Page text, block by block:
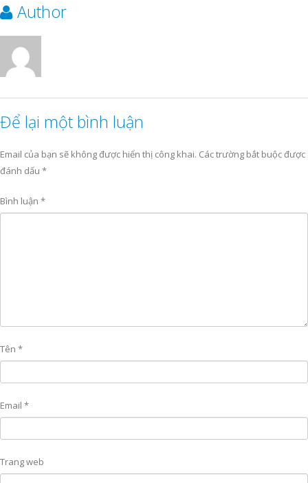
Author
Để lại một bình luận
Email của bạn sẽ không được hiển thị công khai. Các trường bắt buộc được
đánh dấu *
Bình luận *
Tên *
Email *
Trang web